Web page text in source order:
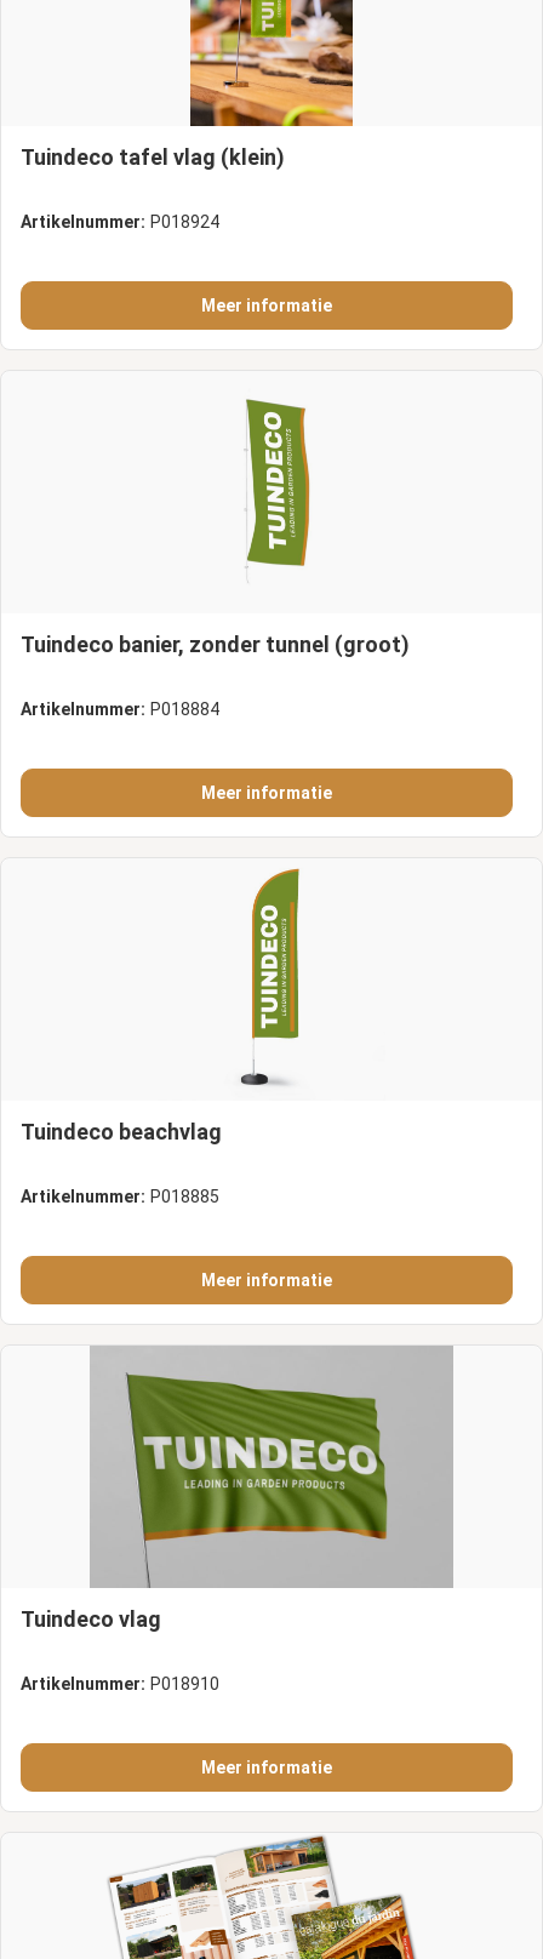
Tuindeco tafel vlag (klein)
Artikelnummer: P018924
Meer informatie
Tuindeco banier, zonder tunnel (groot)
Artikelnummer: P018884
Meer informatie
Tuindeco beachvlag
Artikelnummer: P018885
Meer informatie
Tuindeco vlag
Artikelnummer: P018910
Meer informatie